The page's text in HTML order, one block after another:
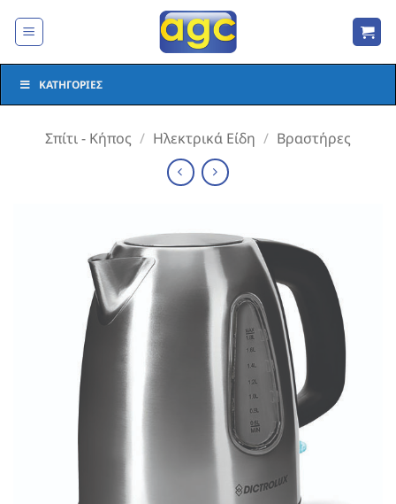
στο
ΚΑΤΗΓΟΡΊΕΣ
Σπίτι - Κήπος / Ηλεκτρικά Είδη / Βραστήρες